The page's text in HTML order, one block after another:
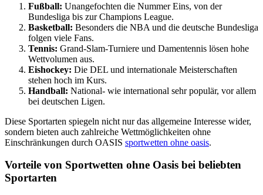
Fußball: Unangefochten die Nummer Eins, von der
Bundesliga bis zur Champions League.
Basketball: Besonders die NBA und die deutsche Bundesliga
folgen viele Fans.
Tennis: Grand-Slam-Turniere und Damentennis lösen hohe
Wettvolumen aus.
Eishockey: Die DEL und internationale Meisterschaften
stehen hoch im Kurs.
Handball: National- wie international sehr populär, vor allem
bei deutschen Ligen.
Diese Sportarten spiegeln nicht nur das allgemeine Interesse wider,
sondern bieten auch zahlreiche Wettmöglichkeiten ohne
Einschränkungen durch OASIS sportwetten ohne oasis.
Vorteile von Sportwetten ohne Oasis bei beliebten
Sportarten